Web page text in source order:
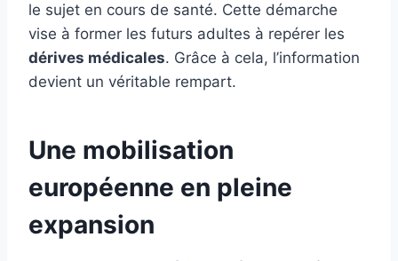
le sujet en cours de santé. Cette démarche
vise à former les futurs adultes à repérer les
dérives médicales. Grâce à cela, l’information
devient un véritable rempart.
Une mobilisation
européenne en pleine
expansion